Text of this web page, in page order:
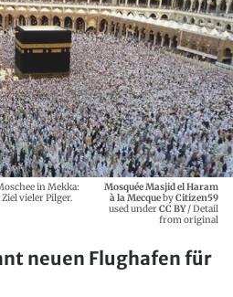
in Mekka:
vieler Pilger.
Mosquée Masjid el Haram
à la MecquebyCitizen59
used underCC BY/ Detail
from original
neuen Flughafen für